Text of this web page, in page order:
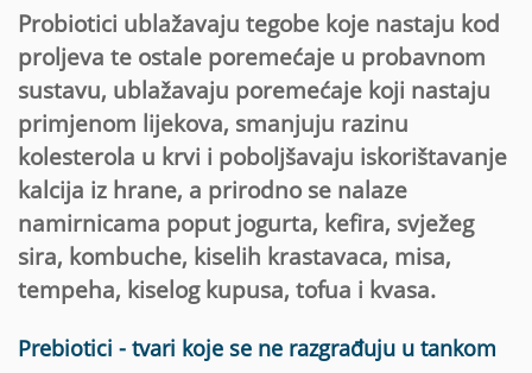
Probiotici ublažavaju tegobe koje nastaju kod
proljeva te ostale poremećaje u probavnom
sustavu, ublažavaju poremećaje koji nastaju
primjenom lijekova, smanjuju razinu
kolesterola u krvi i poboljšavaju iskorištavanje
kalcija iz hrane, a prirodno se nalaze
namirnicama poput jogurta, kefira, svježeg
sira, kombuche, kiselih krastavaca, misa,
tempeha, kiselog kupusa, tofua i kvasa.
Prebiotici - tvari koje se ne razgrađuju u tankom